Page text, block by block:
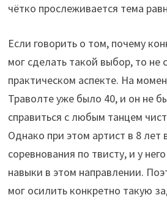
чётко прослеживается тема
Если говорить о том, почему
мог сделать такой выбор, то не
практическом аспекте. На
Траволте уже было 40, и он не
справиться с любым танцем
Однако при этом артист в 8 лет
соревнования по твисту, и у
навыки в этом направлении.
мог осилить конкретно такую